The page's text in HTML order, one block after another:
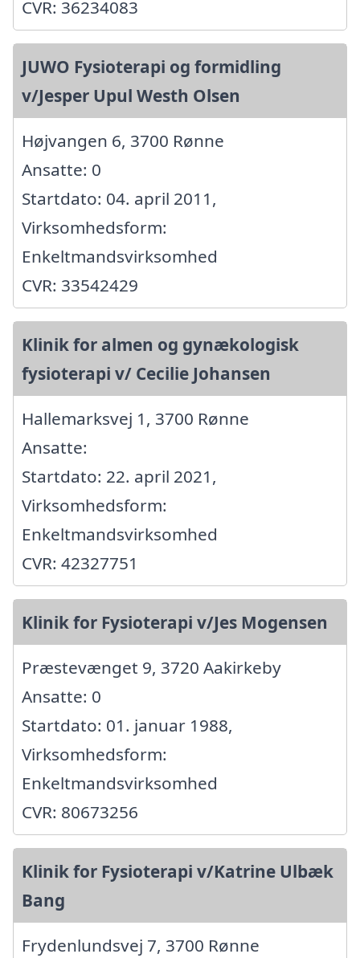
CVR: 36234083
JUWO Fysioterapi og formidling
v/Jesper Upul Westh Olsen
Højvangen 6, 3700 Rønne
Ansatte: 0
Startdato: 04. april 2011,
Virksomhedsform:
Enkeltmandsvirksomhed
CVR: 33542429
Klinik for almen og gynækologisk
fysioterapi v/ Cecilie Johansen
Hallemarksvej 1, 3700 Rønne
Ansatte:
Startdato: 22. april 2021,
Virksomhedsform:
Enkeltmandsvirksomhed
CVR: 42327751
Klinik for Fysioterapi v/Jes Mogensen
Præstevænget 9, 3720 Aakirkeby
Ansatte: 0
Startdato: 01. januar 1988,
Virksomhedsform:
Enkeltmandsvirksomhed
CVR: 80673256
Klinik for Fysioterapi v/Katrine Ulbæk
Bang
Frydenlundsvej 7, 3700 Rønne